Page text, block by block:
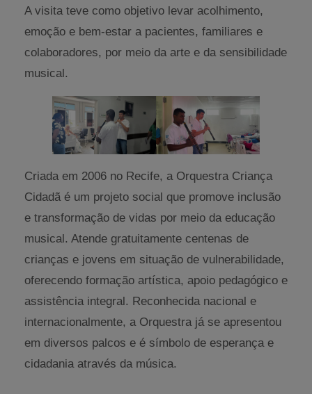
A visita teve como objetivo levar acolhimento,
emoção e bem-estar a pacientes, familiares e
colaboradores, por meio da arte e da sensibilidade
musical.
Criada em 2006 no Recife, a Orquestra Criança
Cidadã é um projeto social que promove inclusão
e transformação de vidas por meio da educação
musical. Atende gratuitamente centenas de
crianças e jovens em situação de vulnerabilidade,
oferecendo formação artística, apoio pedagógico e
assistência integral. Reconhecida nacional e
internacionalmente, a Orquestra já se apresentou
em diversos palcos e é símbolo de esperança e
cidadania através da música.